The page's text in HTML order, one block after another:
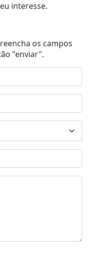
interesse.
os campos
"enviar".